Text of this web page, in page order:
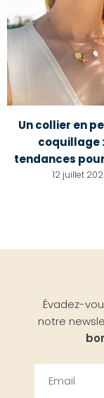
Un collier en
coquillage
tendances
12 juillet
Évadez-
notre